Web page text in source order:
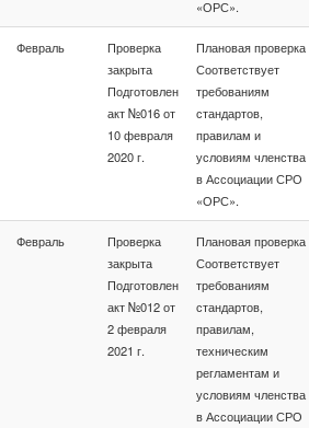
«ОРС».
Февраль
Проверка
закрыта
Подготовлен
акт №016 от
10 февраля
2020 г.
Плановая проверка
Соответствует
требованиям
стандартов,
правилам и
условиям членства
в Ассоциации СРО
«ОРС».
Февраль
Проверка
закрыта
Подготовлен
акт №012 от
2 февраля
2021 г.
Плановая проверка
Соответствует
требованиям
стандартов,
правилам,
техническим
регламентам и
условиям членства
в Ассоциации СРО